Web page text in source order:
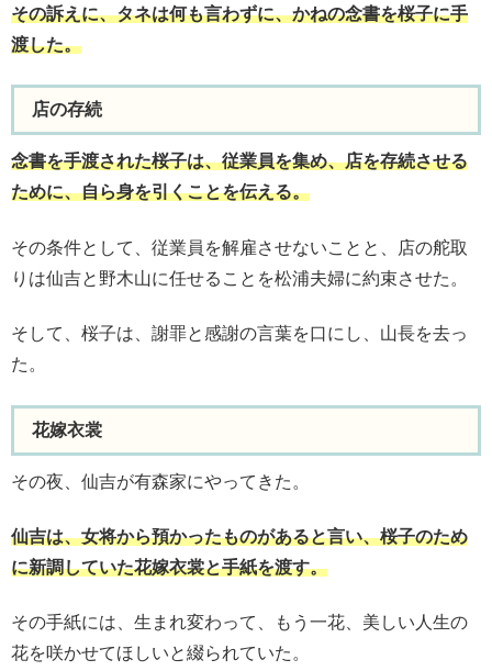
その訴えに、タネは何も言わずに、かねの念書を桜子に手
渡した。
店の存続
念書を手渡された桜子は、従業員を集め、店を存続させる
ために、自ら身を引くことを伝える。
その条件として、従業員を解雇させないことと、店の舵取
りは仙吉と野木山に任せることを松浦夫婦に約束させた。
そして、桜子は、謝罪と感謝の言葉を口にし、山長を去っ
た。
花嫁衣裳
その夜、仙吉が有森家にやってきた。
仙吉は、女将から預かったものがあると言い、桜子のため
に新調していた花嫁衣裳と手紙を渡す。
その手紙には、生まれ変わって、もう一花、美しい人生の
花を咲かせてほしいと綴られていた。